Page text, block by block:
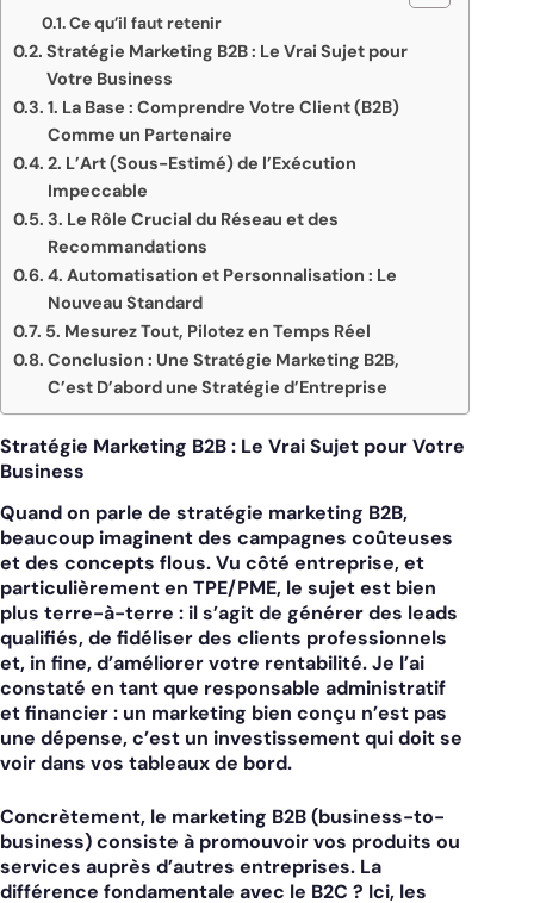
Ce qu’il faut retenir
Stratégie Marketing B2B : Le Vrai Sujet pour
Votre Business
1. La Base : Comprendre Votre Client (B2B)
Comme un Partenaire
2. L’Art (Sous-Estimé) de l’Exécution
Impeccable
3. Le Rôle Crucial du Réseau et des
Recommandations
4. Automatisation et Personnalisation : Le
Nouveau Standard
5. Mesurez Tout, Pilotez en Temps Réel
Conclusion : Une Stratégie Marketing B2B,
C’est D’abord une Stratégie d’Entreprise
Stratégie Marketing B2B : Le Vrai Sujet pour Votre
Business
Quand on parle de stratégie marketing B2B,
beaucoup imaginent des campagnes coûteuses
et des concepts flous. Vu côté entreprise, et
particulièrement en TPE/PME, le sujet est bien
plus terre-à-terre : il s’agit de générer des leads
qualifiés, de fidéliser des clients professionnels
et, in fine, d’améliorer votre rentabilité. Je l’ai
constaté en tant que responsable administratif
et financier : un marketing bien conçu n’est pas
une dépense, c’est un investissement qui doit se
voir dans vos tableaux de bord.
Concrètement, le marketing B2B(business-to-
business) consiste à promouvoir vos produits ou
services auprès d’autres entreprises. La
différence fondamentale avec le B2C ? Ici, les